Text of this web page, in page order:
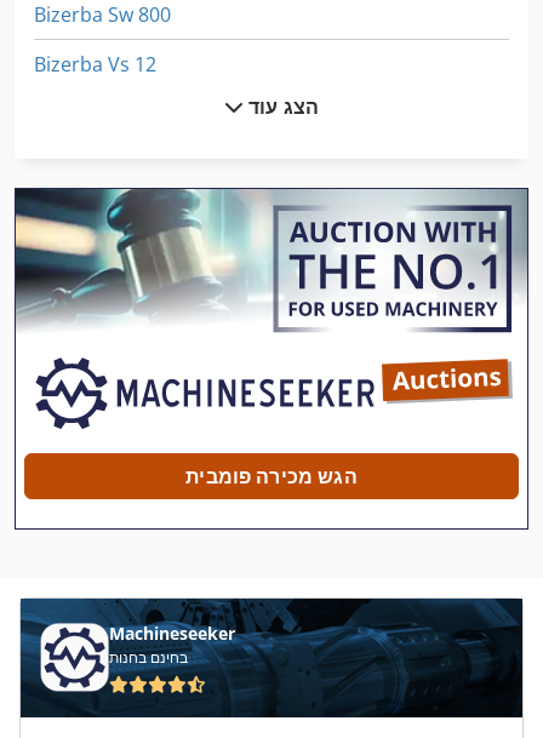
Bizerba Sw 800
Bizerba Vs 12
Gea Fs 35
Ima C 21
Ima Hka
Jungheinrich Dfg 15
Jungheinrich Ece 20
Jungheinrich Efg 220
Jungheinrich Eke 30
Jungheinrich Ele 16
Jungheinrich Etv 214
הצג עוד
הגש מכירה פומבית
Machineseeker
בחינם בחנות